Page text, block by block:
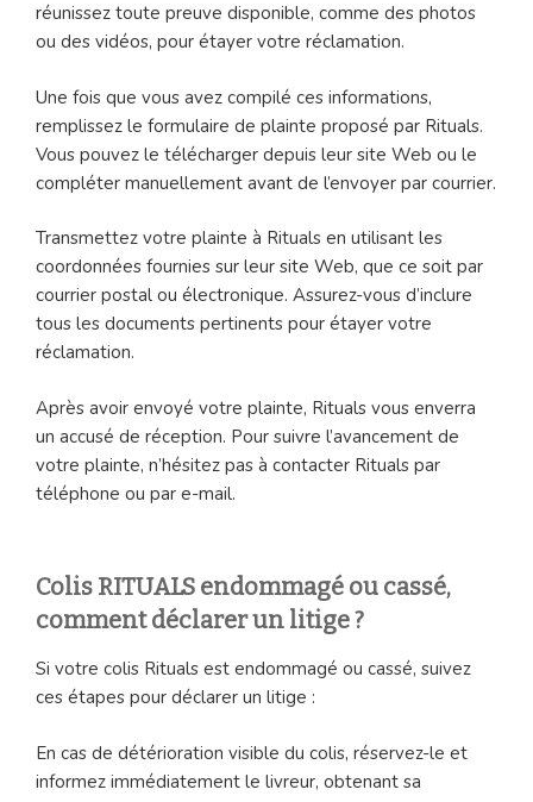
réunissez toute preuve disponible, comme des photos
ou des vidéos, pour étayer votre réclamation.
Une fois que vous avez compilé ces informations,
remplissez le formulaire de plainte proposé par Rituals.
Vous pouvez le télécharger depuis leur site Web ou le
compléter manuellement avant de l’envoyer par courrier.
Transmettez votre plainte à Rituals en utilisant les
coordonnées fournies sur leur site Web, que ce soit par
courrier postal ou électronique. Assurez-vous d’inclure
tous les documents pertinents pour étayer votre
réclamation.
Après avoir envoyé votre plainte, Rituals vous enverra
un accusé de réception. Pour suivre l’avancement de
votre plainte, n’hésitez pas à contacter Rituals par
téléphone ou par e-mail.
Colis RITUALS endommagé ou cassé,
comment déclarer un litige ?
Si votre colis Rituals est endommagé ou cassé, suivez
ces étapes pour déclarer un litige :
En cas de détérioration visible du colis, réservez-le et
informez immédiatement le livreur, obtenant sa